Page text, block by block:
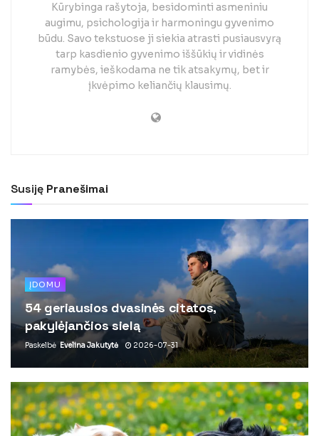
Kūrybinga rašytoja, besidominti asmeniniu
augimu, psichologija ir harmoningu gyvenimo
būdu. Savo tekstuose ji siekia atrasti pusiausvyrą
tarp kasdienio gyvenimo iššūkių ir vidinės
ramybės, ieškodama ne tik atsakymų, bet ir
įkvėpimo keliančių klausimų.
Susiję Pranešimai
ĮDOMU
54 geriausios dvasinės citatos,
pakylėjančios sielą
Paskelbė Evelina Jakutytė 2026-07-31